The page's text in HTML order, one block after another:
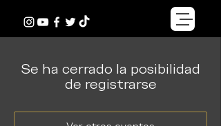
Se ha cerrado la posibilidad
de registrarse